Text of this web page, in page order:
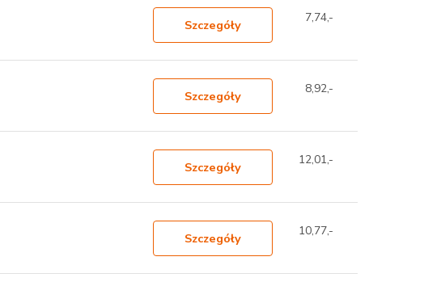
Szczegóły 7,74,-
Szczegóły 8,92,-
Szczegóły 12,01,-
Szczegóły 10,77,-